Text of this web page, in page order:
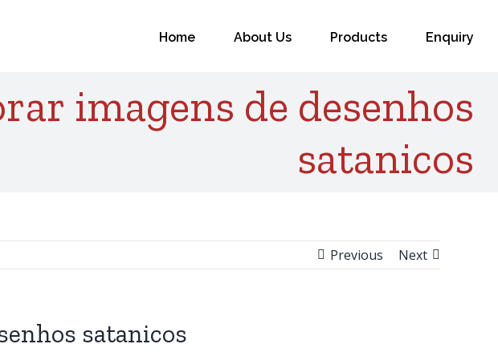
Home About Us Products Enquiry
imagens de desenhos
satanicos
Previous Next
satanicos